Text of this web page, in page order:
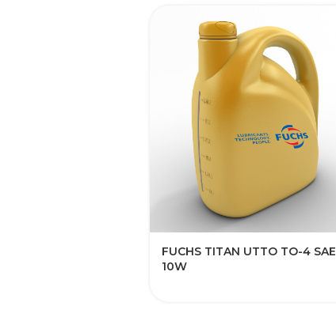
FUCHS TITAN UTTO TO-4 SAE
10W